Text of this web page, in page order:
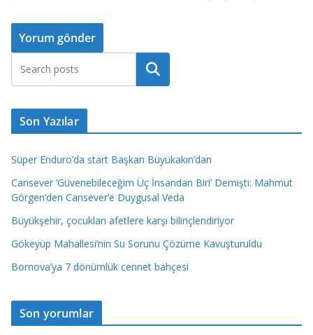
Ara
Son Yazılar
Süper Enduro’da start Başkan Büyükakın’dan
Cansever ‘Güvenebileceğim Üç İnsandan Biri’ Demişti: Mahmut
Görgen’den Cansever’e Duygusal Veda
Büyükşehir, çocukları afetlere karşı bilinçlendiriyor
Gökeyüp Mahallesi’nin Su Sorunu Çözüme Kavuşturuldu
Bornova’ya 7 dönümlük cennet bahçesi
Son yorumlar